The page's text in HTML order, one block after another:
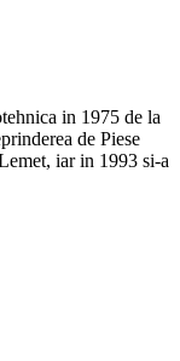
in 1975 de la
de Piese
iar in 1993 si-a